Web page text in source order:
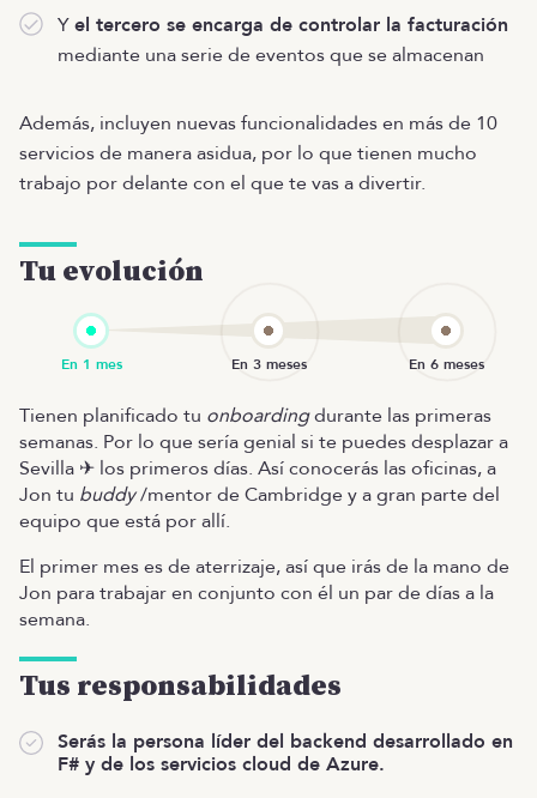
Yel tercero se encarga de controlar la facturación
mediante una serie de eventos que se almacenan
Además, incluyen nuevas funcionalidades en más de 10
servicios de manera asidua, por lo que tienen mucho
trabajo por delante con el que te vas a divertir.
Tu evolución
Tienen planificado tu onboardingdurante las primeras
semanas. Por lo que sería genial si te puedes desplazar a
Sevilla ✈ los primeros días. Así conocerás las oficinas, a
Jon tu buddy/mentor de Cambridge y a gran parte del
equipo que está por allí.
El primer mes es de aterrizaje, así que irás de la mano de
Jon para trabajar en conjunto con él un par de días a la
semana.
Tus responsabilidades
Serás la persona líder del backend desarrollado en
F# y de los servicios cloud de Azure.